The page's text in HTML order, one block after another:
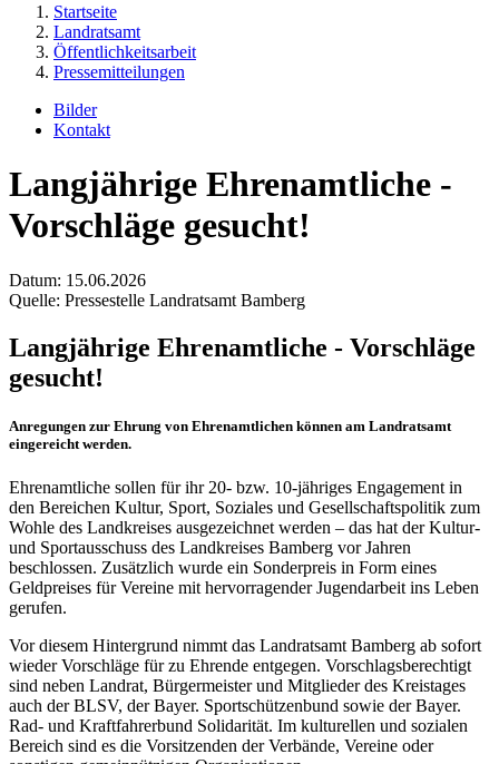
Startseite
Landratsamt
Öffentlichkeitsarbeit
Pressemitteilungen
Bilder
Kontakt
Langjährige Ehrenamtliche -
Vorschläge gesucht!
Datum: 15.06.2026
Quelle: Pressestelle Landratsamt Bamberg
Langjährige Ehrenamtliche - Vorschläge
gesucht!
Anregungen zur Ehrung von Ehrenamtlichen können am Landratsamt
eingereicht werden.
Ehrenamtliche sollen für ihr 20- bzw. 10-jähriges Engagement in
den Bereichen Kultur, Sport, Soziales und Gesellschaftspolitik zum
Wohle des Landkreises ausgezeichnet werden – das hat der Kultur-
und Sportausschuss des Landkreises Bamberg vor Jahren
beschlossen. Zusätzlich wurde ein Sonderpreis in Form eines
Geldpreises für Vereine mit hervorragender Jugendarbeit ins Leben
gerufen.
Vor diesem Hintergrund nimmt das Landratsamt Bamberg ab sofort
wieder Vorschläge für zu Ehrende entgegen. Vorschlagsberechtigt
sind neben Landrat, Bürgermeister und Mitglieder des Kreistages
auch der BLSV, der Bayer. Sportschützenbund sowie der Bayer.
Rad- und Kraftfahrerbund Solidarität. Im kulturellen und sozialen
Bereich sind es die Vorsitzenden der Verbände, Vereine oder